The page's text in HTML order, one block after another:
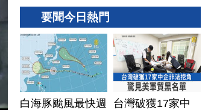
要聞今日熱門
白海豚颱風最快週
台灣破獲17家中